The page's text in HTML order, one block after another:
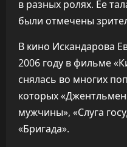
в разных ролях. Ее
были отмечены
В кино Искандарова
2006 году в фильме
снялась во многих
которых
мужчины», «Слуга
«Бригада».